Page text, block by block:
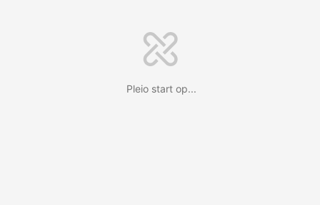
Pleio start op...